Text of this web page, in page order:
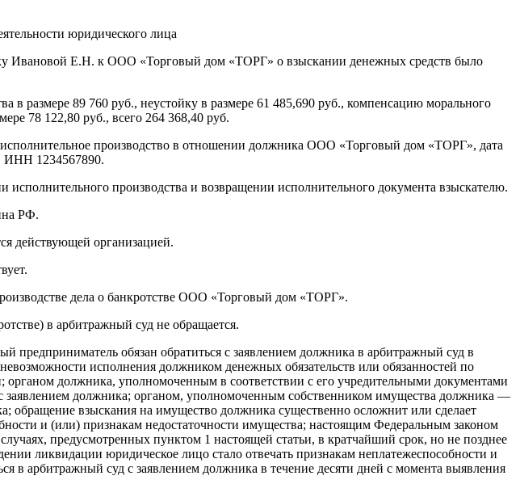
юридического лица
Ивановой Е.Н. к ООО «Торговый дом «ТОРГ» о взыскании денежных средств было
89 760 руб., неустойку в размере 61 485,690 руб., компенсацию морального
78 122,80 руб., всего 264 368,40 руб.
производство в отношении должника ООО «Торговый дом «ТОРГ», дата
ИНН 1234567890.
производства и возвращении исполнительного документа взыскателю.
РФ.
действующей организацией.
дела о банкротстве ООО «Торговый дом «ТОРГ».
в арбитражный суд не обращается.
предприниматель обязан обратиться с заявлением должника в арбитражный суд в
исполнения должником денежных обязательств или обязанностей по
должника, уполномоченным в соответствии с его учредительными документами
должника; органом, уполномоченным собственником имущества должника —
обращение взыскания на имущество должника существенно осложнит или сделает
и (или) признакам недостаточности имущества; настоящим Федеральным законом
предусмотренных пунктом 1 настоящей статьи, в кратчайший срок, но не позднее
ликвидации юридическое лицо стало отвечать признакам неплатежеспособности и
в арбитражный суд с заявлением должника в течение десяти дней с момента выявления